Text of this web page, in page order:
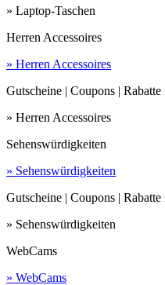
» Laptop-Taschen
Herren Accessoires
» Herren Accessoires
Gutscheine | Coupons |
» Herren Accessoires
Sehenswürdigkeiten
» Sehenswürdigkeiten
Gutscheine | Coupons |
» Sehenswürdigkeiten
WebCams
» WebCams